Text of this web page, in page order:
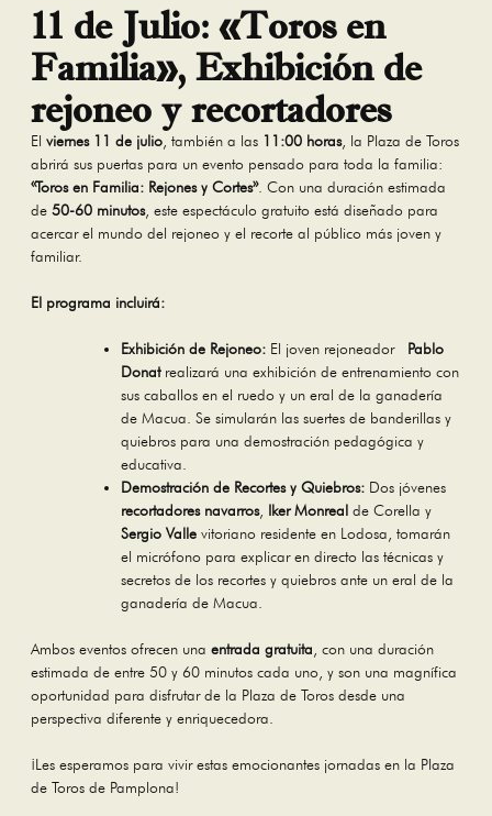
11 de Julio: «Toros en
Familia», Exhibición de
rejoneo y recortadores
El viernes 11 de julio , también a las 11:00 horas, la Plaza de Toros
abrirá sus puertas para un evento pensado para toda la familia:
«Toros en Familia: Rejones y Cortes». Con una duración estimada
de 50-60 minutos, este espectáculo gratuito está diseñado para
acercar el mundo del rejoneo y el recorte al público más joven y
familiar.
El programa incluirá:
Exhibición de Rejoneo: El joven rejoneador Pablo
Donatrealizará una exhibición de entrenamiento con
sus caballos en el ruedo y un eral de la ganadería
de Macua. Se simularán las suertes de banderillas y
quiebros para una demostración pedagógica y
educativa.
Demostración de Recortes y Quiebros: Dos jóvenes
recortadores navarros, Iker Monreal de Corella y
Sergio Valle vitoriano residente en Lodosa, tomarán
el micrófono para explicar en directo las técnicas y
secretos de los recortes y quiebros ante un eral de la
ganadería de Macua.
Ambos eventos ofrecen una entrada gratuita , con una duración
estimada de entre 50 y 60 minutos cada uno, y son una magnífica
oportunidad para disfrutar de la Plaza de Toros desde una
perspectiva diferente y enriquecedora.
¡Les esperamos para vivir estas emocionantes jornadas en la Plaza
de Toros de Pamplona!